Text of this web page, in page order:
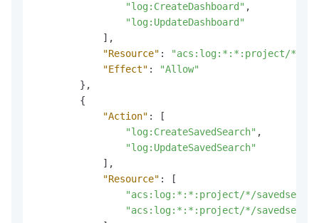
"log:CreateDashboard" ,
"log:UpdateDashboard"
] ,
"Resource" :
"acs:log:*:*:project/*/
"Effect" :
"Allow"
} ,
{
"Action" :
[
"log:CreateSavedSearch" ,
"log:UpdateSavedSearch"
] ,
"Resource" :
[
"acs:log:*:*:project/*/
"acs:log:*:*:project/*/